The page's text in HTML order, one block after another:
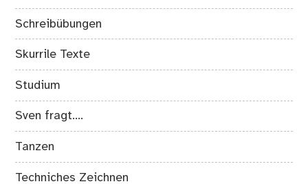
Schreibübungen
Skurrile Texte
Studium
Sven fragt….
Tanzen
Techniches Zeichnen